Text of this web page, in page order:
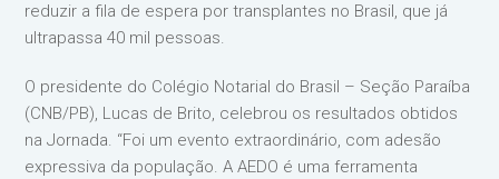
reduzir a fila de espera por transplantes no Brasil, que já
ultrapassa 40 mil pessoas.
O presidente do Colégio Notarial do Brasil – Seção Paraíba
(CNB/PB), Lucas de Brito, celebrou os resultados obtidos
na Jornada. “Foi um evento extraordinário, com adesão
expressiva da população. A AEDO é uma ferramenta